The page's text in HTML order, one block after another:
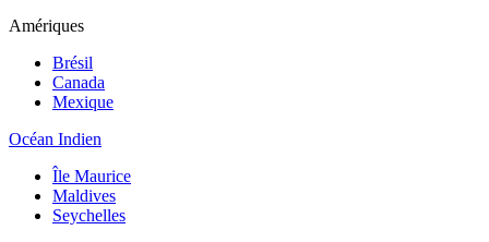
Amériques
Brésil
Canada
Mexique
Océan Indien
Île Maurice
Maldives
Seychelles